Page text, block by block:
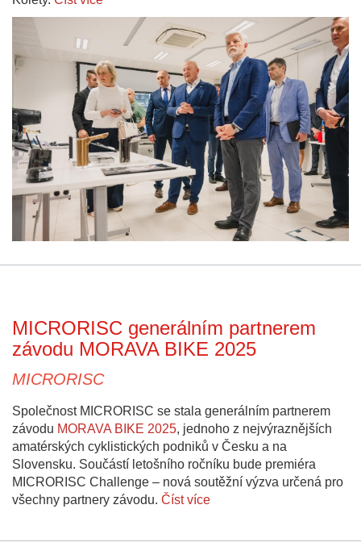
MICRORISC generálním partnerem
závodu MORAVA BIKE 2025
MICRORISC
Společnost MICRORISC se stala generálním partnerem
závodu MORAVA BIKE 2025, jednoho z nejvýraznějších
amatérských cyklistických podniků v Česku a na
Slovensku. Součástí letošního ročníku bude premiéra
MICRORISC Challenge – nová soutěžní výzva určená pro
všechny partnery závodu. Číst více